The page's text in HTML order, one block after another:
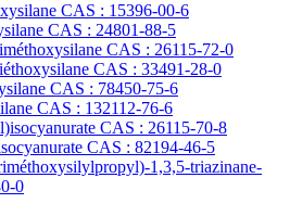
CAS : 15396-00-6
CAS : 24801-88-5
CAS : 26115-72-0
CAS : 33491-28-0
CAS : 78450-75-6
CAS : 132112-76-6
CAS : 26115-70-8
CAS : 82194-46-5
1,3,5-triazinane-
0